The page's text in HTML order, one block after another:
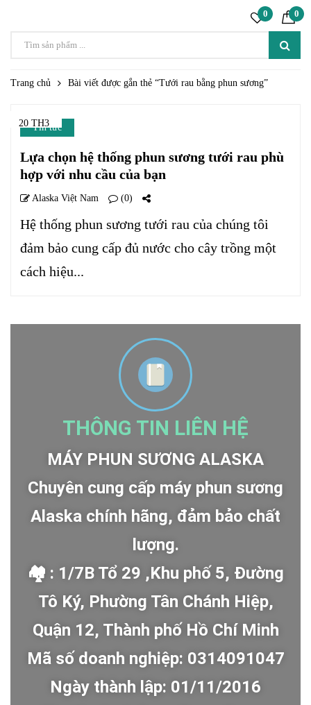
0 0
Trang chủ Bài viết được gắn thẻ “Tưới rau bằng phun sương”
20 TH3
Tin tức
Lựa chọn hệ thống phun sương tưới rau phù
hợp với nhu cầu của bạn
Alaska Việt Nam (0)
Hệ thống phun sương tưới rau của chúng tôi
đảm bảo cung cấp đủ nước cho cây trồng một
cách hiệu...
THÔNG TIN LIÊN HỆ
MÁY PHUN SƯƠNG ALASKA
Chuyên cung cấp máy phun sương
Alaska chính hãng, đảm bảo chất
lượng.
🏘 : 1/7B Tổ 29 ,Khu phố 5, Đường
Tô Ký, Phường Tân Chánh Hiệp,
Quận 12, Thành phố Hồ Chí Minh
Mã số doanh nghiệp: 0314091047
Ngày thành lập: 01/11/2016